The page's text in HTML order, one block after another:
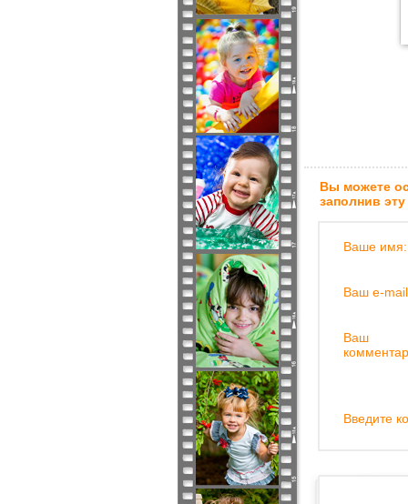
Вы можете
заполнив
Ваше имя:
Ваш e-
Ваш
Введите